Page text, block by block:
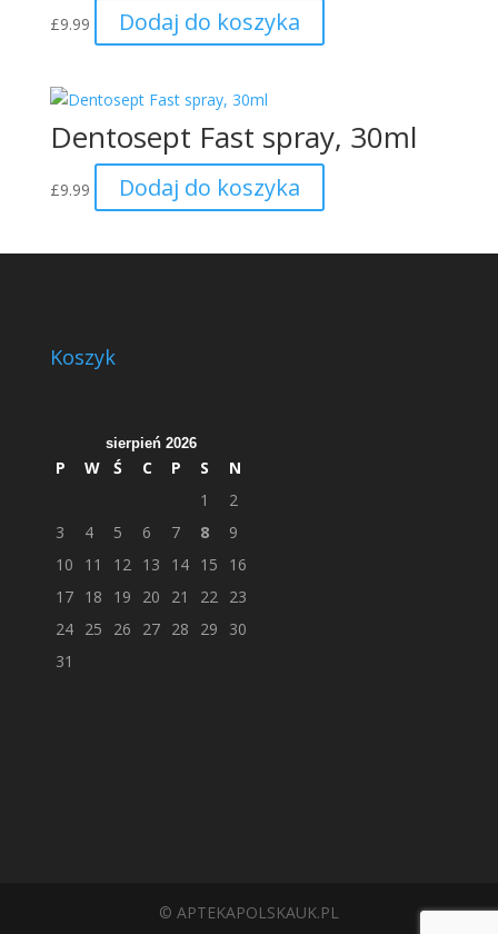
£9.99 Dodaj do koszyka
Dentosept Fast spray, 30ml
£9.99 Dodaj do koszyka
Koszyk
sierpień 2026
P W Ś C P S
N
1
2
3
4 5 6 7 8
9
10
11 12 13 14 15
16
17 18 19 20 21 22 23
24 25 26 27 28 29
30
31
© APTEKAPOLSKAUK.PL